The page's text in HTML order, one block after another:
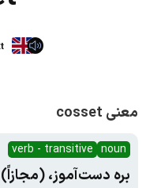
معنی cosset
noun
verb - transitive
بره دست‌آموز، (مجازاً)